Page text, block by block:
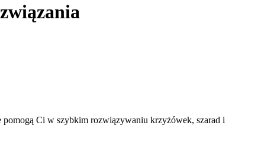
Ci w szybkim rozwiązywaniu krzyżówek, szarad i